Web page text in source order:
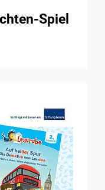
Spiel